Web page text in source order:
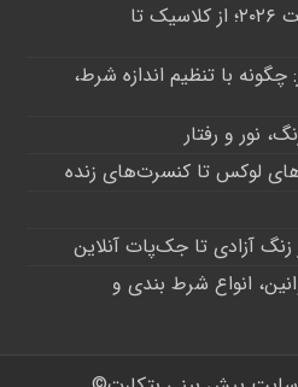
راهنمای انواع بازی‌های اسلات ۲۰۲۶؛ از کلاسیک تا
با تنظیم اندازه شرط،
نور و رفتار
لوکس تا کنسرت‌های زنده
آزادی تا جک‌پات‌ آنلاین
انواع شرط بندی و